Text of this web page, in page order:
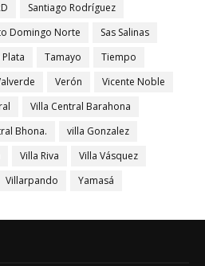
Santiago Rodríguez
Domingo Norte
Sas Salinas
Tamayo
Tiempo
Verón
Vicente Noble
Villa Central Barahona
Bhona.
villa Gonzalez
Villa Riva
Villa Vásquez
Villarpando Yamasá